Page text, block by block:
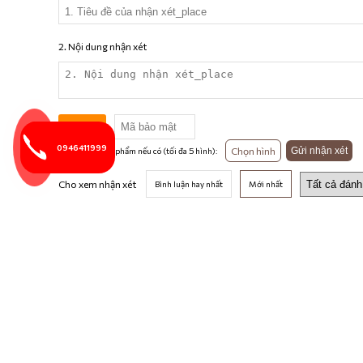
2. Nội dung nhận xét
Thêm hình sản phẩm nếu có (tối đa 5 hình): Chọn hình Gửi nhận xét
Cho xem nhận xét Bình luận hay nhất Mới nhất
0946411999